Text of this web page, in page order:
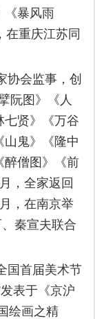
《暴风雨
在重庆江苏同
协会监事，创
阮图》《人
七贤》《万谷
山鬼》《隆中
醉僧图》《前
，全家返回
，在南京举
秦宣夫联合
国首届美术节
表于《京沪
绘画之精